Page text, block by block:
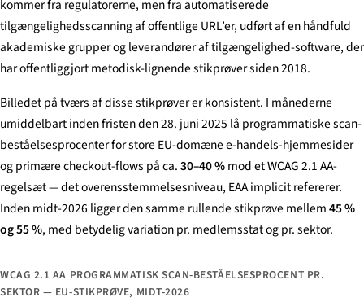
kommer fra regulatorerne, men fra automatiserede
tilgængelighedsscanning af offentlige URL’er, udført af en håndfuld
akademiske grupper og leverandører af tilgængelighed-software, der
har offentliggjort metodisk-lignende stikprøver siden 2018.
Billedet på tværs af disse stikprøver er konsistent. I månederne
umiddelbart inden fristen den 28. juni 2025 lå programmatiske scan-
beståelsesprocenter for store EU-domæne e-handels-hjemmesider
og primære checkout-flows på ca.30–40 %mod et WCAG 2.1 AA-
regelsæt — det overensstemmelsesniveau, EAA implicit refererer.
Inden midt-2026 ligger den samme rullende stikprøve mellem45 %
og 55 %, med betydelig variation pr. medlemsstat og pr. sektor.
WCAG 2.1 AA PROGRAMMATISK SCAN-BESTÅELSESPROCENT PR.
SEKTOR — EU-STIKPRØVE, MIDT-2026